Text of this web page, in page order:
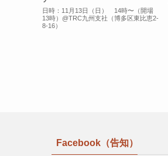
日時：11月13日（日） 14時〜（開場
13時）@TRC九州支社（博多区東比恵2-
8-16）
Facebook（告知）